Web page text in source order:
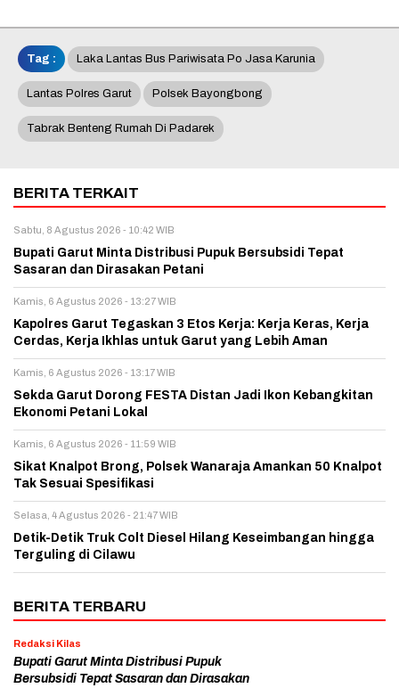
Tag : Laka Lantas Bus Pariwisata Po Jasa Karunia
Lantas Polres Garut Polsek Bayongbong
Tabrak Benteng Rumah Di Padarek
BERITA TERKAIT
Sabtu, 8 Agustus 2026 - 10:42 WIB
Bupati Garut Minta Distribusi Pupuk Bersubsidi Tepat
Sasaran dan Dirasakan Petani
Kamis, 6 Agustus 2026 - 13:27 WIB
Kapolres Garut Tegaskan 3 Etos Kerja: Kerja Keras, Kerja
Cerdas, Kerja Ikhlas untuk Garut yang Lebih Aman
Kamis, 6 Agustus 2026 - 13:17 WIB
Sekda Garut Dorong FESTA Distan Jadi Ikon Kebangkitan
Ekonomi Petani Lokal
Kamis, 6 Agustus 2026 - 11:59 WIB
Sikat Knalpot Brong, Polsek Wanaraja Amankan 50 Knalpot
Tak Sesuai Spesifikasi
Selasa, 4 Agustus 2026 - 21:47 WIB
Detik-Detik Truk Colt Diesel Hilang Keseimbangan hingga
Terguling di Cilawu
BERITA TERBARU
Redaksi Kilas
Bupati Garut Minta Distribusi Pupuk
Bersubsidi Tepat Sasaran dan Dirasakan